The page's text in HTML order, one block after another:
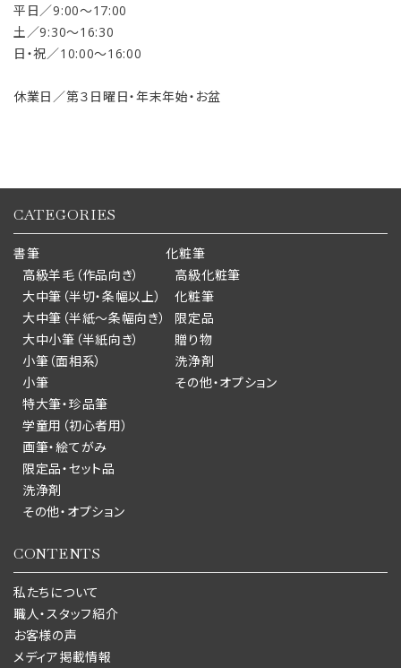
平日／9:00〜17:00
土／9:30〜16:30
日・祝／10:00〜16:00
休業日／第３日曜日・年末年始・お盆
CATEGORIES
書筆
高級羊毛（作品向き）
大中筆（半切・条幅以上）
大中筆（半紙～条幅向き）
大中小筆（半紙向き）
小筆（面相系）
小筆
特大筆・珍品筆
学童用（初心者用）
画筆・絵てがみ
限定品・セット品
洗浄剤
その他・オプション
化粧筆
高級化粧筆
化粧筆
限定品
贈り物
洗浄剤
その他・オプション
CONTENTS
私たちについて
職人・スタッフ紹介
お客様の声
メディア掲載情報